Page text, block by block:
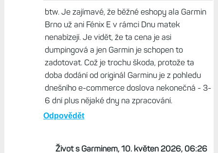
btw. Je zajímavé, že běžné eshopy ala Garmin
Brno už ani Fénix E v rámci Dnu matek
nenabízejí. Je vidět, že ta cena je asi
dumpingová a jen Garmin je schopen to
zadotovat. Což je trochu škoda, protože ta
doba dodání od originál Garminu je z pohledu
dnešního e-commerce doslova nekonečná - 3-
6 dní plus nějaké dny na zpracování.
Odpovědět
Život s Garminem, 10. květen 2026, 06:26